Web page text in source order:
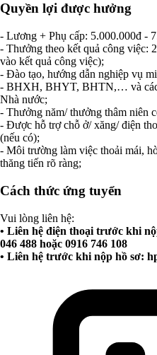
Quyền lợi được hưởng
- Lương + Phụ cấp: 5.000.000đ -
- Thưởng theo kết quả công việc:
vào kết quả công việc);
- Đào tạo, hướng dẫn nghiệp vụ
- BHXH, BHYT, BHTN,… và các
Nhà nước;
- Thưởng năm/ thưởng thâm niên
- Được hỗ trợ chỗ ở/ xăng/ điện
(nếu có);
- Môi trường làm việc thoải mái,
thăng tiến rõ ràng;
Cách thức ứng tuyển
Vui lòng liên hệ:
• Liên hệ điện thoại trước khi
046 488 hoặc 0916 746 108
• Liên hệ trước khi nộp hồ sơ: